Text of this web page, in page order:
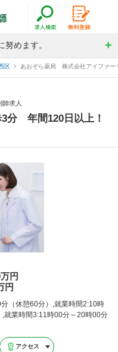
めます。
区 あおぞら薬局 株式会社アイファー
師求人
3分 年間120日以上！
円
円
（休憩60分）,就業時間2:10時
就業時間3:11時00分～20時00分
アクセス